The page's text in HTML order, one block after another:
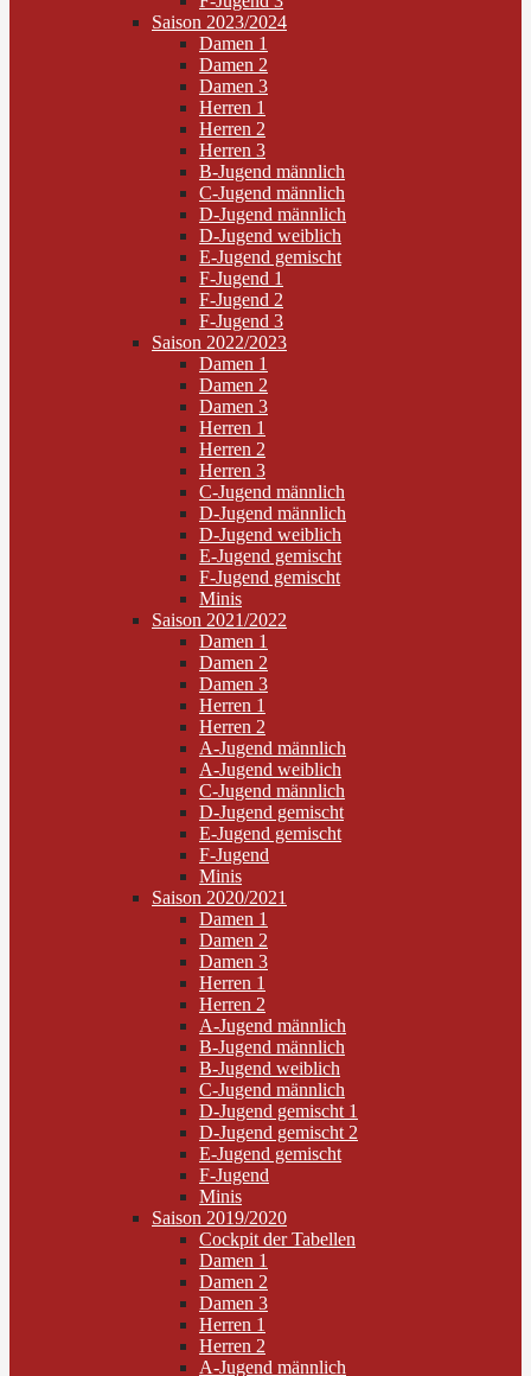
Saison 2023/2024
Damen 1
Damen 2
Damen 3
Herren 1
Herren 2
Herren 3
B-Jugend männlich
C-Jugend männlich
D-Jugend männlich
D-Jugend weiblich
E-Jugend gemischt
F-Jugend 1
F-Jugend 2
F-Jugend 3
Saison 2022/2023
Damen 1
Damen 2
Damen 3
Herren 1
Herren 2
Herren 3
C-Jugend männlich
D-Jugend männlich
D-Jugend weiblich
E-Jugend gemischt
F-Jugend gemischt
Minis
Saison 2021/2022
Damen 1
Damen 2
Damen 3
Herren 1
Herren 2
A-Jugend männlich
A-Jugend weiblich
C-Jugend männlich
D-Jugend gemischt
E-Jugend gemischt
F-Jugend
Minis
Saison 2020/2021
Damen 1
Damen 2
Damen 3
Herren 1
Herren 2
A-Jugend männlich
B-Jugend männlich
B-Jugend weiblich
C-Jugend männlich
D-Jugend gemischt 1
D-Jugend gemischt 2
E-Jugend gemischt
F-Jugend
Minis
Saison 2019/2020
Cockpit der Tabellen
Damen 1
Damen 2
Damen 3
Herren 1
Herren 2
A-Jugend männlich